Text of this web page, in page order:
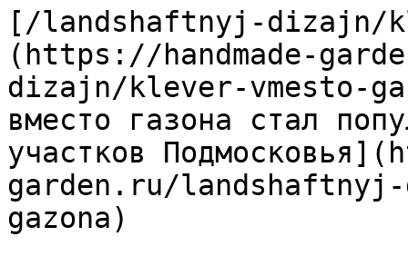
[/landshaftnyj-dizajn/
(https://handmade-
dizajn/klever-vmesto-
вместо газона стал
участков
garden.ru/
gazona)